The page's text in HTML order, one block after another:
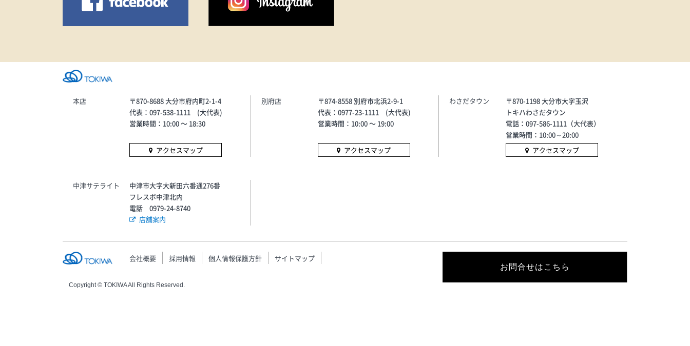
本店
〒870-8688 大分市府内町2-1-4
代表：097-538-1111 (大代表)
営業時間：10:00 〜 18:30
アクセスマップ
別府店
〒874-8558 別府市北浜2-9-1
代表：0977-23-1111 (大代表)
営業時間：10:00 〜 19:00
アクセスマップ
わさだタウン
〒870-1198 大分市大字玉沢
トキハわさだタウン
電話：097-586-1111（大代表）
営業時間：10:00～20:00
アクセスマップ
中津サテライト
中津市大字大新田六番通276番
フレスポ中津北内
電話 0979-24-8740
店舗案内
会社概要 採用情報 個人情報保護方針 サイトマップ
お問合せはこちら
Copyright © TOKIWA All Rights Reserved.